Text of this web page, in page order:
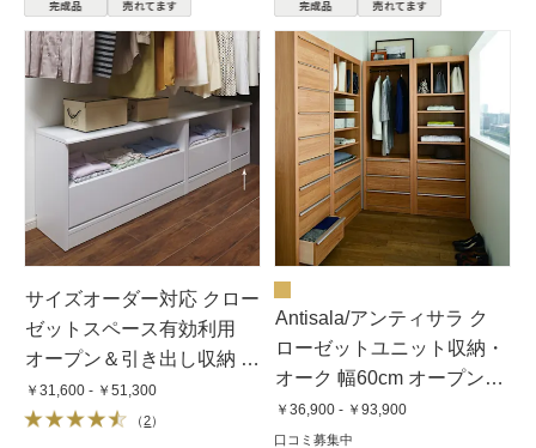
サイズオーダー対応 クロー
ゼットスペース有効利用
オープン＆引き出し収納 幅
29〜59cm
￥31,600 - ￥51,300
（2）
Antisala/アンティサラ ク
ローゼットユニット収納・
オーク 幅60cm オープン棚
＆チェスト
￥36,900 - ￥93,900
口コミ募集中